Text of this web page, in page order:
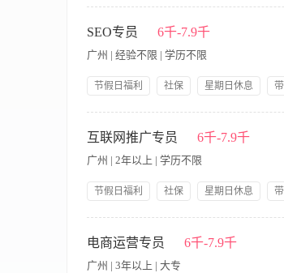
集推广反馈数据，不断改进推广效果； 4、
店引导关注公司微信公众号； 7、对接线下
先考虑； 2、1年以上工作经验，其中有同类
SEO专员 6千-7.9千
广州 | 经验不限 | 学历不限
节假日福利 社保 星期日休息
5.熟悉各统计分析工具的应用 6.熟悉各种优
互联网推广专员 6千-7.9千
广州 | 2年以上 | 学历不限
节假日福利 社保 星期日休息
保质完成网站推广任务 4、策划、执行在线
通过其他方式完成内容栏目的建设和上线 6
电商运营专员 6千-7.9千
广州 | 3年以上 | 大专